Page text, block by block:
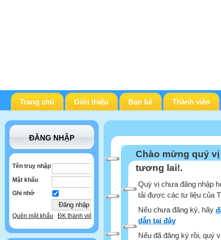
Trang chủ Giới thiệu Bạn bè Thành viên
ĐĂNG NHẬP
Tên truy nhập
Mật khẩu
Ghi nhớ
Quên mật khẩu ĐK thành viên
Chào mừng quý
tương lai!.
Quý vị chưa đăng nhập
tải được các tư liệu của
Nếu chưa đăng ký, hãy
dẫn tại đây
Nếu đã đăng ký rồi, quý